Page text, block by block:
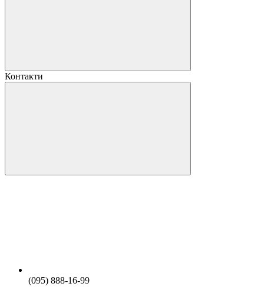
Контакти
(095) 888-16-99